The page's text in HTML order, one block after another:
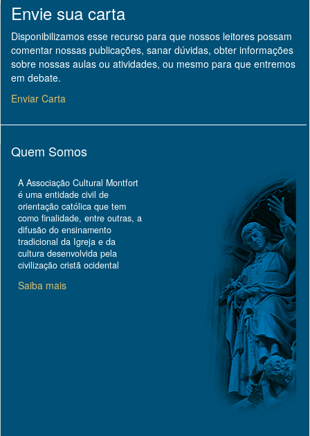
Envie sua carta
Disponibilizamos esse recurso para que nossos leitores possam
comentar nossas publicações, sanar dúvidas, obter informações
sobre nossas aulas ou atividades, ou mesmo para que entremos
em debate.
Enviar Carta
Quem Somos
A Associação Cultural Montfort
é uma entidade civil de
orientação católica que tem
como finalidade, entre outras, a
difusão do ensinamento
tradicional da Igreja e da
cultura desenvolvida pela
civilização cristã ocidental
Saiba mais